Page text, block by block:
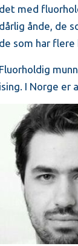
det med
dårlig ånde, de
de som har flere
Fluorholdig
ising. I Norge er